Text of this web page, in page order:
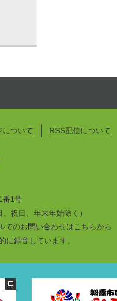
について RSS配信について
番1号
祝日、年末年始除く）
でのお問い合わせはこちらから
に録音しています。